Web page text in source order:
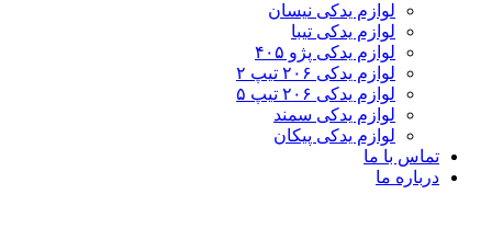
لوازم یدکی نیسان
لوازم یدکی تیبا
لوازم یدکی پژو ۴۰۵
لوازم یدکی ۲۰۶ تیپ ۲
لوازم یدکی ۲۰۶ تیپ ۵
لوازم یدکی سمند
لوازم یدکی پیکان
تماس با ما
درباره ما